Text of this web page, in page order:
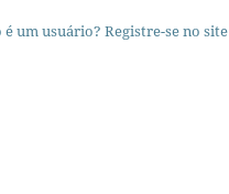
é um usuário? Registre-se no site